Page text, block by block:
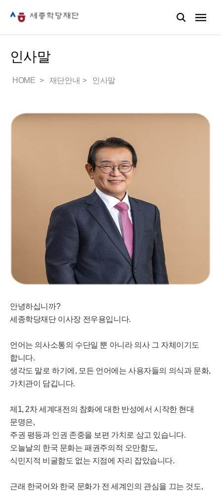
인사말
HOME 재단안내 인사말
안녕하십니까?
세종학당재단 이사장 전우용입니다.
언어는 의사소통의 수단일 뿐 아니라 의사 그 자체이기도
합니다.
생각도 말로 하기에, 모든 언어에는 사용자들의 의식과 문화,
가치관이 담깁니다.
제1, 2차 세계대전의 참화에 대한 반성에서 시작한 현대
문명은,
주권 평등과 인권 존중을 보편 가치로 삼고 있습니다.
오늘날의 한국 문화는 패권주의적 오만함도,
식민지적 비굴함도 없는 지점에 자리 잡았습니다.
근래 한국어와 한국 문화가 전 세계인의 관심을 끄는 것도,